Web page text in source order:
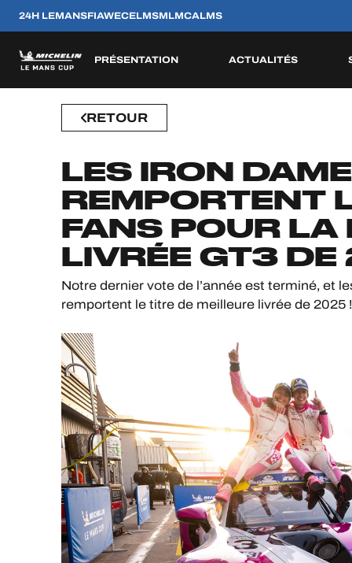
24H LEMANSFIAWECELMSMLMCALMS
PRÉSENTATION
RÈGLEMENTATION
ACTUALITÉS
SAISONS PASSÉES SAISON 2026
ESP
11
AVR
FRA
2
MAI
FRA
12
JUN
BEL
22
AOU
GBR
12
SEP
PRT
10
OCT
EQUIPES
JEU OFFICIEL
RETOUR
LES IRON
REMPORTENT
FANS POUR LA
LIVRÉE GT3
Notre dernier vote de l’année est terminé, et
remportent le titre de meilleure livrée de 2025 !